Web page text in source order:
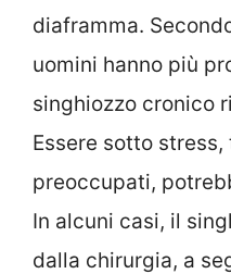
diaframma.
uomini hanno più
singhiozzo cronico
Essere sotto stress,
preoccupati,
In alcuni casi, il
dalla chirurgia, a